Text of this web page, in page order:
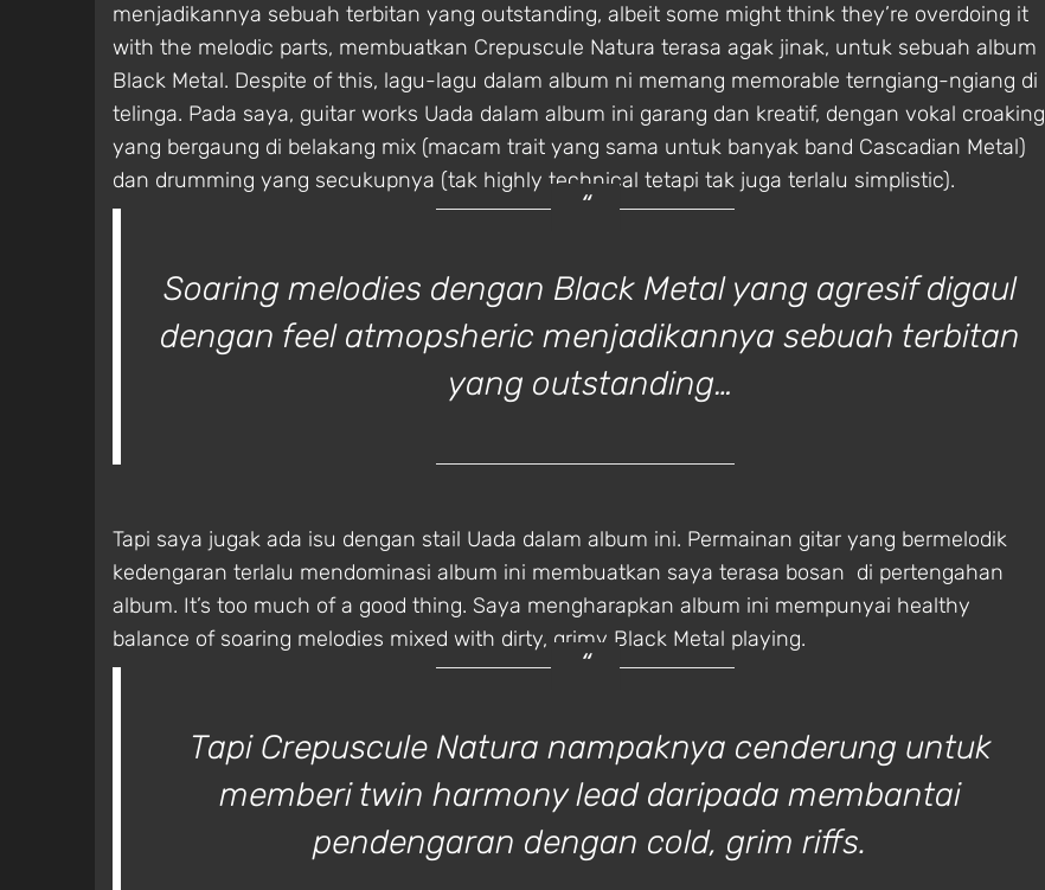
menjadikannya sebuah terbitan yang outstanding, albeit some might think they’re overdoing it
with the melodic parts, membuatkan Crepuscule Natura terasa agak jinak, untuk sebuah album
Black Metal. Despite of this, lagu-lagu dalam album ni memang memorable terngiang-ngiang di
telinga. Pada saya, guitar works Uada dalam album ini garang dan kreatif, dengan vokal croaking
yang bergaung di belakang mix (macam trait yang sama untuk banyak band Cascadian Metal)
dan drumming yang secukupnya (tak highly technical tetapi tak juga terlalu simplistic).
Soaring melodies dengan Black Metal yang agresif digaul
dengan feel atmopsheric menjadikannya sebuah terbitan
yang outstanding…
Tapi saya jugak ada isu dengan stail Uada dalam album ini. Permainan gitar yang bermelodik
kedengaran terlalu mendominasi album ini membuatkan saya terasa bosan di pertengahan
album. It’s too much of a good thing. Saya mengharapkan album ini mempunyai healthy
balance of soaring melodies mixed with dirty, grimy Black Metal playing.
Tapi Crepuscule Natura nampaknya cenderung untuk
memberi twin harmony lead daripada membantai
pendengaran dengan cold, grim riffs.